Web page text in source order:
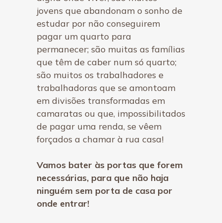
jovens que abandonam o sonho de
estudar por não conseguirem
pagar um quarto para
permanecer; são muitas as famílias
que têm de caber num só quarto;
são muitos os trabalhadores e
trabalhadoras que se amontoam
em divisões transformadas em
camaratas ou que, impossibilitados
de pagar uma renda, se vêem
forçados a chamar à rua casa!
Vamos bater às portas que forem
necessárias, para que não haja
ninguém sem porta de casa por
onde entrar!